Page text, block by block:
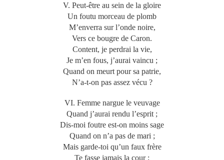
V. Peut-être au sein de la gloire
Un foutu morceau de plomb
M’enverra sur l’onde noire,
Vers ce bougre de Caron.
Content, je perdrai la vie,
Je m’en fous, j’aurai vaincu ;
Quand on meurt pour sa patrie,
N’a-t-on pas assez vécu ?
VI. Femme nargue le veuvage
Quand j’aurai rendu l’esprit ;
Dis-moi foutre est-on moins sage
Quand on n’a pas de mari ;
Mais garde-toi qu’un faux frère
Te fasse jamais la cour ;